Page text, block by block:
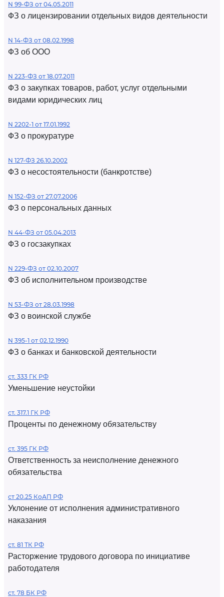
N 99-ФЗ от 04.05.2011
ФЗ о лицензировании отдельных видов деятельности
N 14-ФЗ от 08.02.1998
ФЗ об ООО
N 223-ФЗ от 18.07.2011
ФЗ о закупках товаров, работ, услуг отдельными
видами юридических лиц
N 2202-1 от 17.01.1992
ФЗ о прокуратуре
N 127-ФЗ 26.10.2002
ФЗ о несостоятельности (банкротстве)
N 152-ФЗ от 27.07.2006
ФЗ о персональных данных
N 44-ФЗ от 05.04.2013
ФЗ о госзакупках
N 229-ФЗ от 02.10.2007
ФЗ об исполнительном производстве
N 53-ФЗ от 28.03.1998
ФЗ о воинской службе
N 395-1 от 02.12.1990
ФЗ о банках и банковской деятельности
ст. 333 ГК РФ
Уменьшение неустойки
ст. 317.1 ГК РФ
Проценты по денежному обязательству
ст. 395 ГК РФ
Ответственность за неисполнение денежного
обязательства
ст 20.25 КоАП РФ
Уклонение от исполнения административного
наказания
ст. 81 ТК РФ
Расторжение трудового договора по инициативе
работодателя
ст. 78 БК РФ